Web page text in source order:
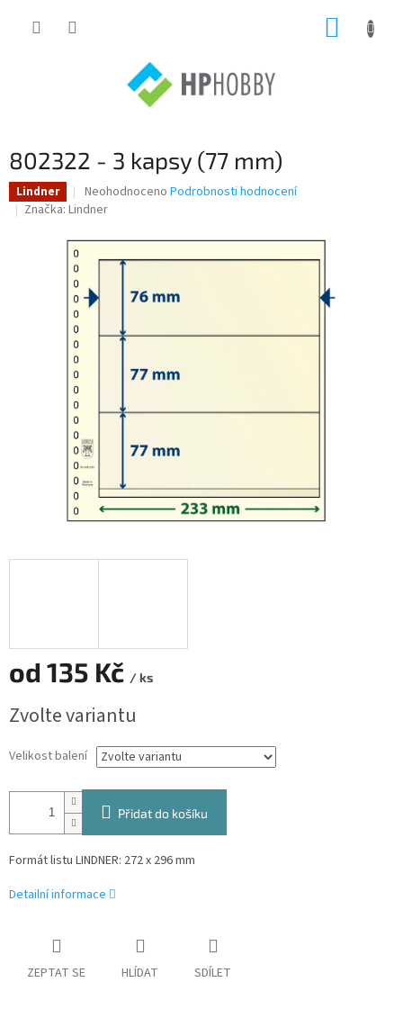
802322 - 3 kapsy (77 mm)
Lindner
Průměrné
hodnocení
je
0,0
5
hvězdiček.
Neohodnoceno Podrobnosti hodnocení
Značka: Lindner
od 135 Kč / ks
cena:
Zvolte variantu
Velikost balení
Přidat do košíku
Formát listu LINDNER: 272 x 296 mm
Detailní informace
ZEPTAT SE HLÍDAT SDÍLET